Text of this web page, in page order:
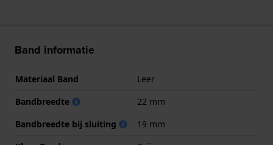
Band informatie
Materiaal Band
Leer
Bandbreedte
22 mm
Bandbreedte bij sluiting
19 mm